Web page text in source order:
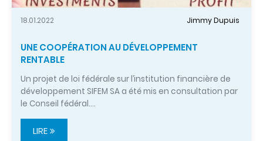
18.01.2022 Jimmy Dupuis
UNE COOPÉRATION AU DÉVELOPPEMENT
RENTABLE
Un projet de loi fédérale sur l’institution financière de
développement SIFEM SA a été mis en consultation par
le Conseil fédéral.…
LIRE